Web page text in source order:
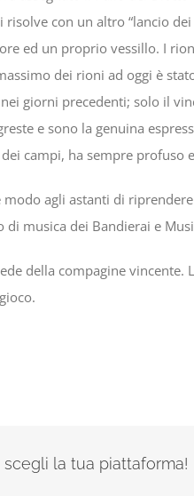
risolve con un altro “lancio
ed un proprio vessillo. I
dei rioni ad oggi è
giorni precedenti; solo il
e sono la genuina
campi, ha sempre profuso
modo agli astanti di
musica dei Bandierai e
della compagine vincente.
la tua piattaforma!